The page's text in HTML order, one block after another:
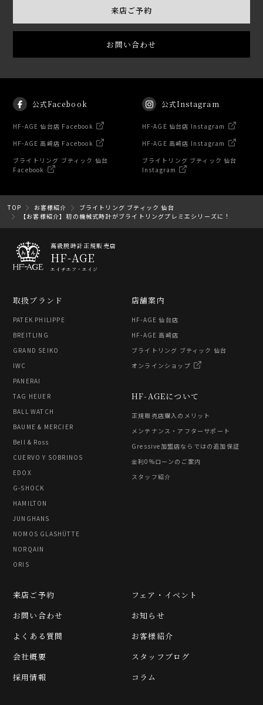
来店ご予約
お問い合わせ
公式Facebook
HF-AGE 仙台店 Facebook
HF-AGE 高崎店 Facebook
ブライトリング ブティック 仙台
Facebook
公式Instagram
HF-AGE 仙台店 Instagram
HF-AGE 高崎店 Instagram
ブライトリング ブティック 仙台
Instagram
TOP お客様紹介
ブライトリング ブティック 仙台
【お客様紹介】初の機械式時計がブライトリングプレミエシリーズに！
高級腕時計正規販売店
HF-AGE
エイチエフ・エイジ
取扱ブランド
PATEK PHILIPPE
BREITLING
GRAND SEIKO
IWC
PANERAI
TAG HEUER
BALL WATCH
BAUME & MERCIER
Bell & Ross
CUERVO Y SOBRINOS
EDOX
G-SHOCK
HAMILTON
JUNGHANS
NOMOS GLASHÜTTE
NORQAIN
ORIS
HF-AGEについて
正規販売店購入のメリット
メンテナンス・アフターサポート
Gressive加盟店ならではの追加保証
金利0%ローンのご案内
スタッフ紹介
店舗案内
HF-AGE 仙台店
HF-AGE 高崎店
ブライトリング ブティック 仙台
オンラインショップ
フェア・イベント
お知らせ
お客様紹介
スタッフブログ
コラム
来店ご予約
お問い合わせ
よくある質問
会社概要
採用情報